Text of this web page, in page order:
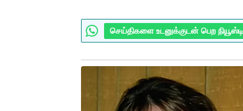
செய்திகளை உடனுக்குடன் பெற